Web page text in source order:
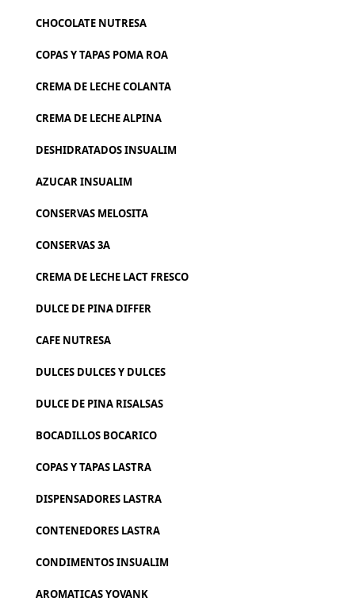
CHOCOLATE NUTRESA
COPAS Y TAPAS POMA ROA
CREMA DE LECHE COLANTA
CREMA DE LECHE ALPINA
DESHIDRATADOS INSUALIM
AZUCAR INSUALIM
CONSERVAS MELOSITA
CONSERVAS 3A
CREMA DE LECHE LACT FRESCO
DULCE DE PINA DIFFER
CAFE NUTRESA
DULCES DULCES Y DULCES
DULCE DE PINA RISALSAS
BOCADILLOS BOCARICO
COPAS Y TAPAS LASTRA
DISPENSADORES LASTRA
CONTENEDORES LASTRA
CONDIMENTOS INSUALIM
AROMATICAS YOVANK